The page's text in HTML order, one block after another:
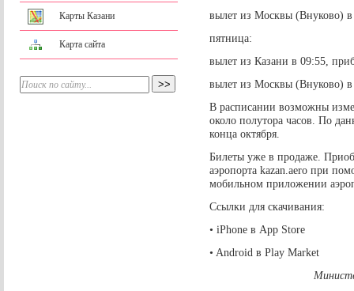
Карты Казани
Карта сайта
вылет из Москвы (Внуково)
пятница:
вылет из Казани в 09:55,
вылет из Москвы (Внуково)
В расписании возможны
около полутора часов. По
конца октября.
Билеты уже в продаже.
аэропорта kazan.aero при
мобильном приложении
Ссылки для скачивания:
• iPhone в App Store
• Android в Play Market